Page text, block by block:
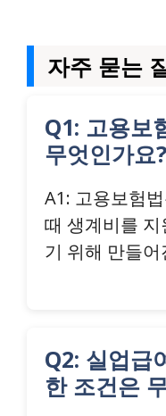
자주 묻는
Q1: 고용보
무엇인가요?
A1: 고용보험
때 생계비를
기 위해 만들
Q2: 실업급
한 조건은